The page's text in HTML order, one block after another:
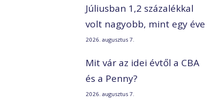
Júliusban 1,2 százalékkal
volt nagyobb, mint egy éve
2026. augusztus 7.
Mit vár az idei évtől a CBA
és a Penny?
2026. augusztus 7.